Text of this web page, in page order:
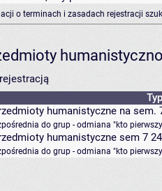
o terminach i zasadach rejestracji
humanistyczne na sem.
do grup - odmiana "kto
humanistyczne sem 7
do grup - odmiana "kto